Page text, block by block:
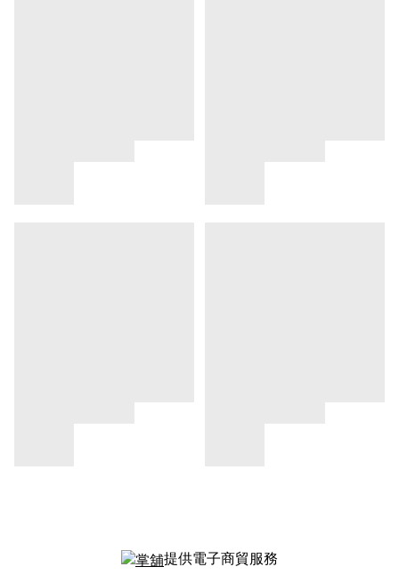
提供電子商貿服務